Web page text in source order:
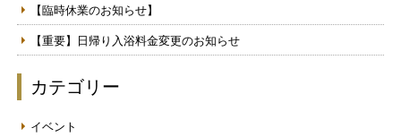
【臨時休業のお知らせ】
【重要】日帰り入浴料金変更のお知らせ
カテゴリー
イベント